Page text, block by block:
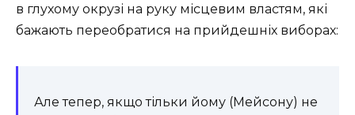
в глухому окрузі на руку місцевим властям, які
бажають переобратися на прийдешніх виборах:
Але тепер, якщо тільки йому (Мейсону) не